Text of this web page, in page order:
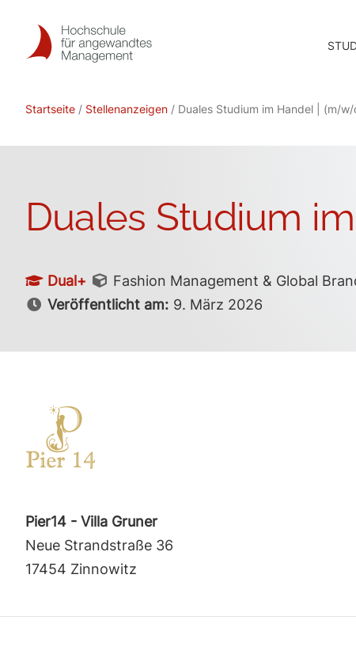
content
Startseite/ Stellenanzeigen/ Duales Studium im Handel | (m/w/
Duales Studium
Dual+ Fashion Management & Global
Veröffentlicht am: 9. März 2026
Pier14 - Villa Gruner
Neue Strandstraße 36
17454 Zinnowitz